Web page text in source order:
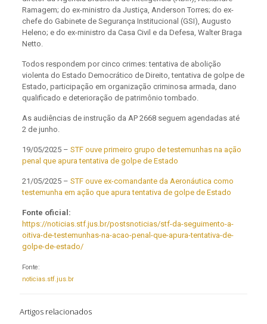
Ramagem; do ex-ministro da Justiça, Anderson Torres; do ex-
chefe do Gabinete de Segurança Institucional (GSI), Augusto
Heleno; e do ex-ministro da Casa Civil e da Defesa, Walter Braga
Netto.
Todos respondem por cinco crimes: tentativa de abolição
violenta do Estado Democrático de Direito, tentativa de golpe de
Estado, participação em organização criminosa armada, dano
qualificado e deterioração de patrimônio tombado.
As audiências de instrução da AP 2668 seguem agendadas até
2 de junho.
19/05/2025 – STF ouve primeiro grupo de testemunhas na ação
penal que apura tentativa de golpe de Estado
21/05/2025 – STF ouve ex-comandante da Aeronáutica como
testemunha em ação que apura tentativa de golpe de Estado
Fonte oficial:
https://noticias.stf.jus.br/postsnoticias/stf-da-seguimento-a-
oitiva-de-testemunhas-na-acao-penal-que-apura-tentativa-de-
golpe-de-estado/
Fonte:
noticias.stf.jus.br
Artigos relacionados